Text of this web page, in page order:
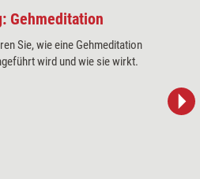
Gehmeditation
Sie, wie eine Gehmeditation
wird und wie sie wirkt.